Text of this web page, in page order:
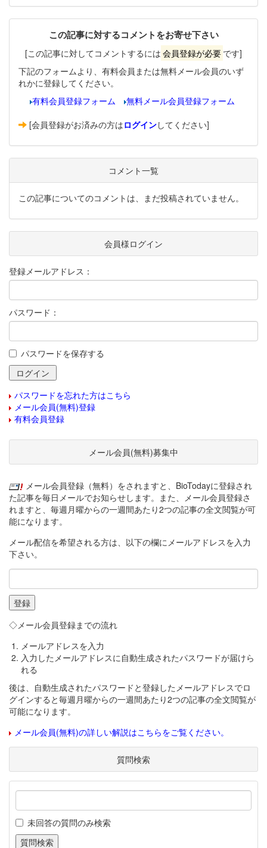
この記事に対するコメントをお寄せ下さい
[この記事に対してコメントするには 会員登録が必要 です]
下記のフォームより、有料会員または無料メール会員のいず
れかに登録してください。
有料会員登録フォーム
無料メール会員登録フォーム
[会員登録がお済みの方はログインしてください]
コメント一覧
この記事についてのコメントは、まだ投稿されていません。
会員様ログイン
登録メールアドレス：
パスワード：
パスワードを保存する
パスワードを忘れた方はこちら
メール会員(無料)登録
有料会員登録
メール会員(無料)募集中
メール会員登録（無料）をされますと、BioTodayに登録され
た記事を毎日メールでお知らせします。また、メール会員登録さ
れますと、毎週月曜からの一週間あたり2つの記事の全文閲覧が可
能になります。
メール配信を希望される方は、以下の欄にメールアドレスを入力
下さい。
◇メール会員登録までの流れ
メールアドレスを入力
入力したメールアドレスに自動生成されたパスワードが届けら
れる
後は、自動生成されたパスワードと登録したメールアドレスでロ
グインすると毎週月曜からの一週間あたり2つの記事の全文閲覧が
可能になります。
メール会員(無料)の詳しい解説はこちらをご覧ください。
質問検索
未回答の質問のみ検索